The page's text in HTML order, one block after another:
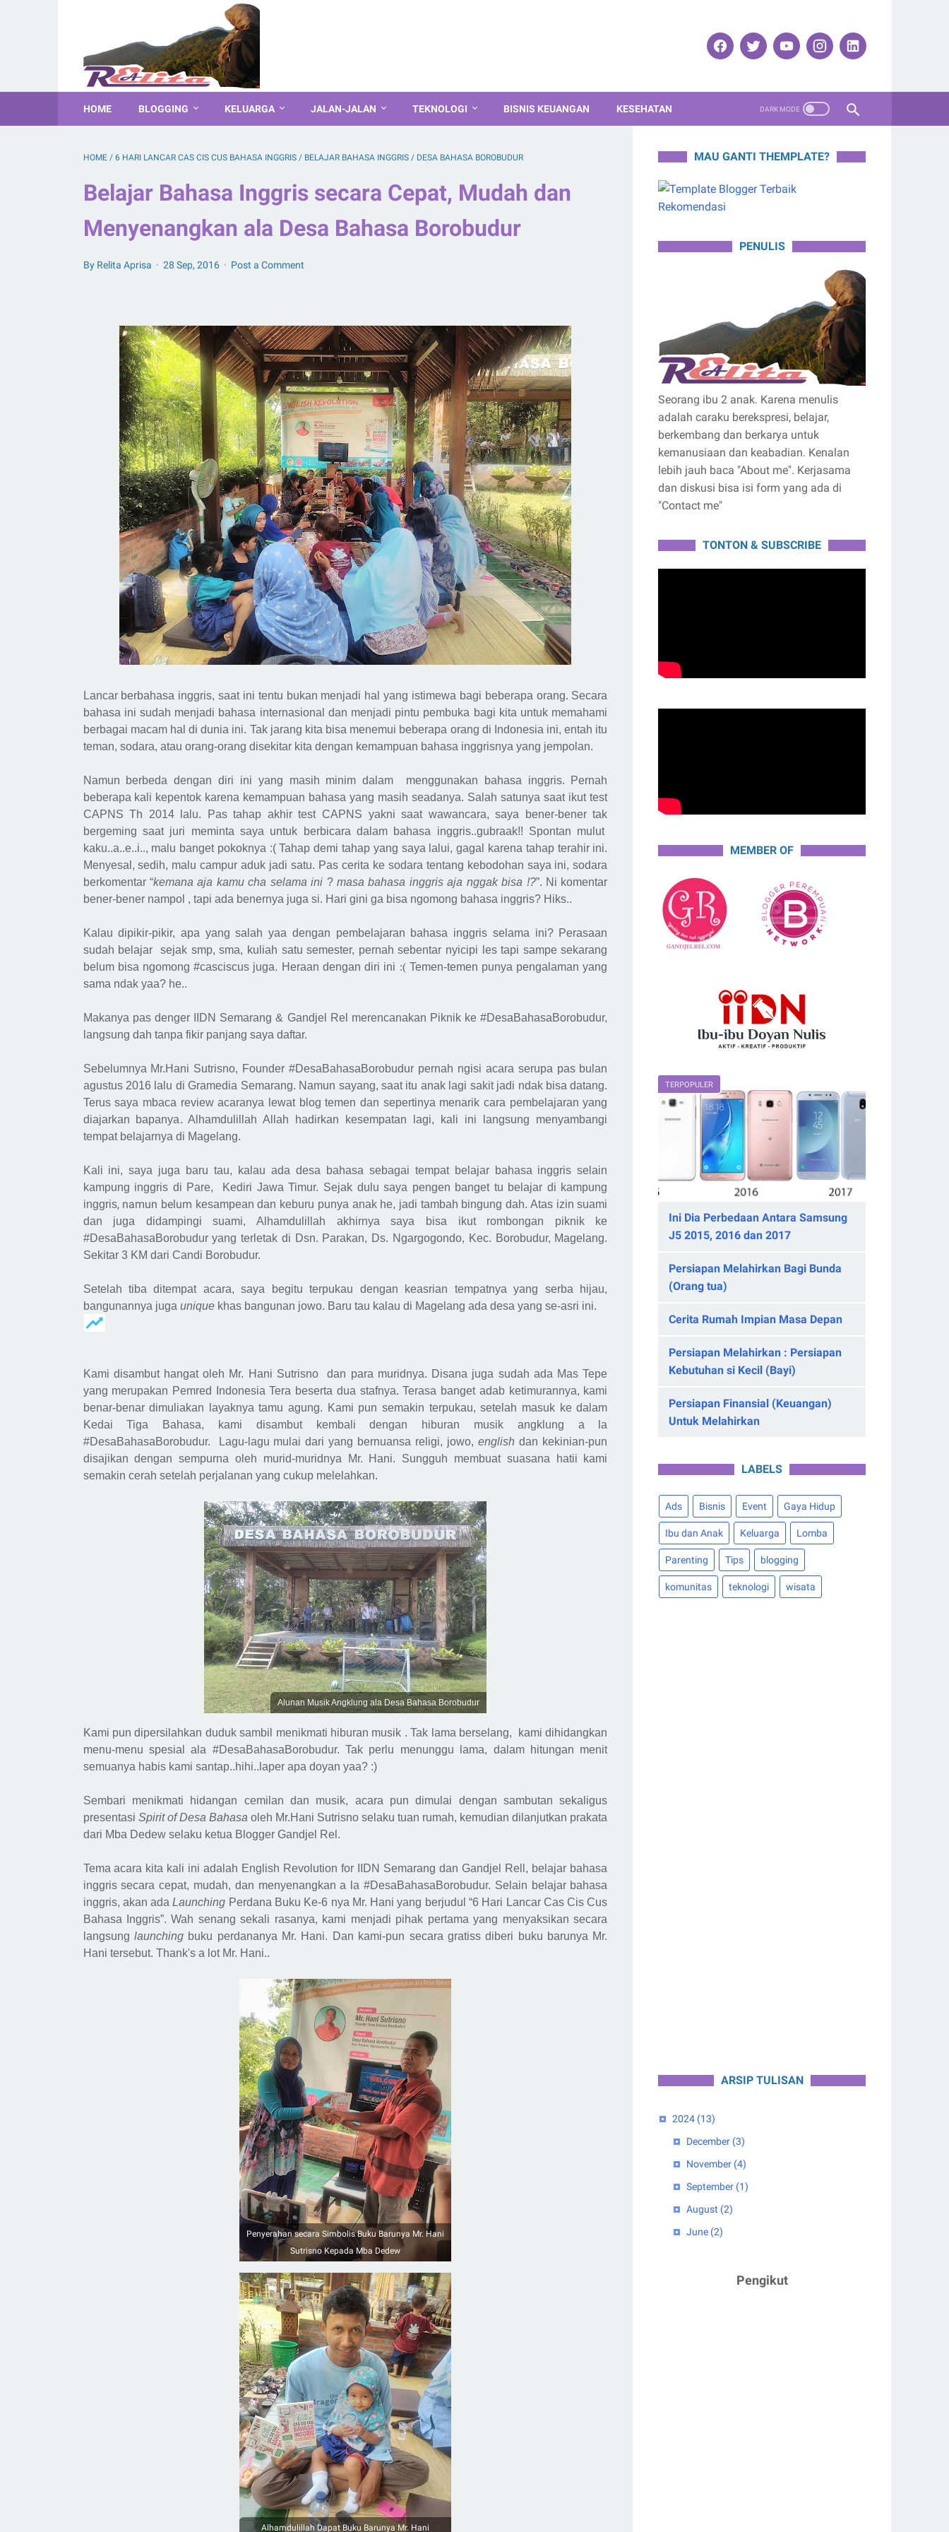
HOME BLOGGING KELUARGA JALAN-JALAN TEKNOLOGI BISNIS KEUANGAN KESEHATAN
HOME / 6 HARI LANCAR CAS CIS CUS BAHASA INGGRIS / BELAJAR BAHASA INGGRIS / DESA BAHASA BOROBUDUR
Belajar Bahasa Inggris secara Cepat, Mudah dan
Menyenangkan ala Desa Bahasa Borobudur
By Relita Aprisa 28 Sep, 2016 Post a Comment
Lancar berbahasa inggris, saat ini tentu bukan menjadi hal yang istimewa bagi beberapa orang. Secara
bahasa ini sudah menjadi bahasa internasional dan menjadi pintu pembuka bagi kita untuk memahami
berbagai macam hal di dunia ini. Tak jarang kita bisa menemui beberapa orang di Indonesia ini, entah itu
teman, sodara, atau orang-orang disekitar kita dengan kemampuan bahasa inggrisnya yang jempolan.
Namun berbeda dengan diri ini yang masih minim dalam menggunakan bahasa inggris. Pernah
beberapa kali kepentok karena kemampuan bahasa yang masih seadanya. Salah satunya saat ikut test
CAPNS Th 2014 lalu. Pas tahap akhir test CAPNS yakni saat wawancara, saya bener-bener tak
bergeming saat juri meminta saya untuk berbicara dalambahasa inggris..gubraak!! Spontan mulut
kaku..a..e..i.., malu bangetpokoknya :(Tahap demi tahap yang saya lalui,gagal
karena tahap terahir ini.
Menyesal, sedih, malu campur aduk jadi satu. Pas cerita ke sodara tentang kebodohan saya ini, sodara
berkomentar “kemana aja kamu cha selama ini ? masa bahasa inggris aja nggak bisa !?”. Ni komentar
bener-bener nampol , tapi ada benernya juga si. Hari gini ga bisa ngomong bahasa inggris? Hiks..
Kalau dipikir-pikir, apa yang salah yaa dengan pembelajaran bahasa inggris selama ini? Perasaan
sudah belajar sejak smp, sma, kuliah satu semester, pernah sebentar nyicipi les tapi sampe sekarang
belum bisa ngomong #casciscus juga. Heraan dengan diri ini :(Temen-temen punya pengalaman yang
sama ndak yaa? he..
Makanya pas denger IIDN Semarang & Gandjel Rel merencanakan Piknik ke #DesaBahasaBorobudur,
langsung dah tanpa fikir panjang saya daftar.
Sebelumnya Mr.Hani Sutrisno, Founder #DesaBahasaBorobudur pernah ngisi acara serupa pas bulan
agustus 2016 lalu di Gramedia Semarang. Namun sayang, saat itu anak lagi sakit jadi ndak bisa datang.
Terus saya mbaca review acaranya lewat blog temen dan sepertinya menarik cara pembelajaran yang
diajarkan bapanya. Alhamdulillah Allah hadirkan kesempatan lagi, kali ini langsung menyambangi
tempat belajarnya di Magelang.
Kali ini,saya juga baru tau, kalau ada desa bahasa sebagai tempat belajar bahasa inggris selain
kampung inggris di Pare, Kediri Jawa Timur. Sejak dulusaya pengen banget tu belajar di kampung
inggris, namun belum kesampean dan keburu punya anakhe, jadi tambah bingung dah. Atas izin suami
dan juga didampingi suami, Alhamdulillah akhirnya saya bisa ikut rombongan piknik ke
#DesaBahasaBorobuduryang terletak di Dsn. Parakan, Ds. Ngargogondo, Kec. Borobudur, Magelang.
Sekitar 3 KM dari Candi Borobudur.
Setelah tiba ditempat acara, saya begitu terpukau dengan keasrian tempatnya yang serba hijau,
bangunannya juga uniquekhas bangunan jowo. Baru tau kalau di Magelang ada desa yang se-asri ini.
Kami disambut hangat oleh Mr. Hani Sutrisno dan para muridnya. Disana juga sudah ada Mas Tepe
yang merupakan Pemred Indonesia Tera beserta dua stafnya. Terasa banget adab ketimurannya, kami
benar-benar dimuliakan layaknya tamu agung. Kami pun semakin terpukau, setelah masuk ke dalam
Kedai Tiga Bahasa, kami disambut kembali dengan
hiburan musik angklung a la
#DesaBahasaBorobudur.
Lagu-lagu mulai dari yang bernuansa religi, jowo,englishdan kekinian-pun
disajikan dengan sempurna oleh murid-muridnya Mr. Hani. Sungguh membuat suasana hatii kami
semakin cerah setelah perjalanan yang cukup melel ahkan.
Alunan Musik Angklung ala Desa Bahasa Borobudur
Kami pun dipersilahkan duduk sambil menikmati hiburan musik . Tak lama berselang,
kami dihidangkan
menu-menu spesial ala #DesaBahasaBorobudur. Tak perlu menunggu lama, dalam hitungan menit
semuanya habis kami santap..hihi..laper apa doyan yaa? :)
Sembari menikmati hidangan cemilan dan musik, acara pun dimulai dengansambutan sekaligus
presentasi Spirit of Desa Bahasa oleh Mr.Hani Sutrisno selaku tuan rumah, kemudian dilanjutkan prakata
dari Mba Dedew selaku ketua Blogger Gandjel Rel.
Tema acara kita kali ini adalah English Revolution for IIDN Semarang dan Gandjel Rell, belajar bahasa
inggris secara cepat, mudah, dan menyenangkan a
la #DesaBahasaBorobudur. Selain belajar bahasa
inggris, akan adaLaunching Perdana Buku Ke-6 nya Mr. Hani yang berjudul “6 Hari LancarCasCis Cus
Bahasa nggris”. Wah senang sekali rasanya, kami menjadi pihak pertama yang menyaksikan secara
langsung launchingbuku perdananya Mr. Hani. Dan kami-pun secara gratiss diberi buku barunya Mr.
Hani tersebut. Thank's a lot Mr. Hani..
Penyerahan secara Simbolis Buku Barunya Mr. Hani
Sutrisno Kepada Mba Dedew
Alhamdulillah Dapat Buku Barunya Mr. Hani
MAU GANTI THEMPLATE?
PENULIS
Seorang ibu 2 anak. Karena menulis
adalah caraku berekspresi, belajar,
berkembang dan berkarya untuk
kemanusiaan dan keabadian. Kenalan
lebih jauh baca "About me". Kerjasama
dan diskusi bisa isi form yang ada di
"Contact me"
TONTON & SUBSCRIBE
MEMBER OF
TERPOPULER
Ini Dia Perbedaan Antara Samsung
J5 2015, 2016 dan 2017
Persiapan Melahirkan Bagi Bunda
(Orang tua)
Cerita Rumah Impian Masa Depan
Persiapan Melahirkan : Persiapan
Kebutuhan si Kecil (Bayi)
Persiapan Finansial (Keuangan)
Untuk Melahirkan
LABELS
Ads Bisnis Event Gaya Hidup
Ibu dan Anak Keluarga Lomba
Parenting Tips blogging
komunitas teknologi wisata
ARSIP TULISAN
2024 (13)
December (3)
November (4)
September (1)
August (2)
June (2)
Pengikut